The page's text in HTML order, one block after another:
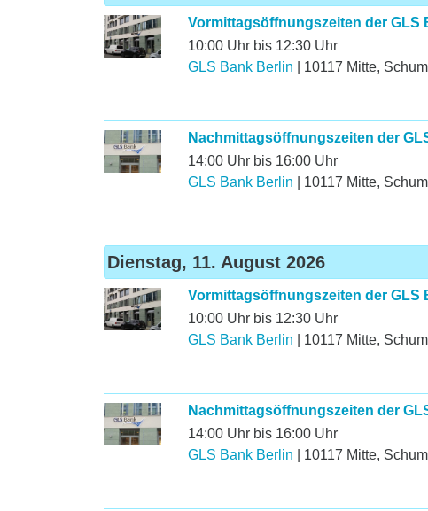
Vormittagsöffnungszeiten der GLS
10:00 Uhr bis 12:30 Uhr
GLS Bank Berlin
10117 Mitte,
Nachmittagsöffnungszeiten der
14:00 Uhr bis 16:00 Uhr
GLS Bank Berlin
10117 Mitte,
Dienstag, 11. August 2026
Vormittagsöffnungszeiten der GLS
10:00 Uhr bis 12:30 Uhr
GLS Bank Berlin
10117 Mitte,
Nachmittagsöffnungszeiten der
14:00 Uhr bis 16:00 Uhr
GLS Bank Berlin
10117 Mitte,